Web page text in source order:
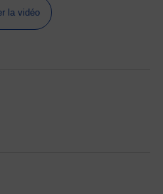
la vidéo